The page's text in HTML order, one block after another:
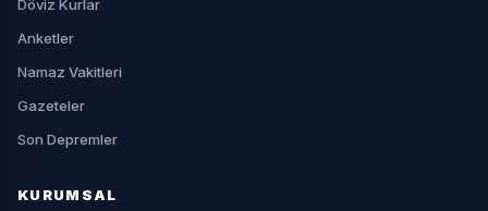
Döviz Kurlar
Anketler
Namaz Vakitleri
Gazeteler
Son Depremler
KURUMSAL